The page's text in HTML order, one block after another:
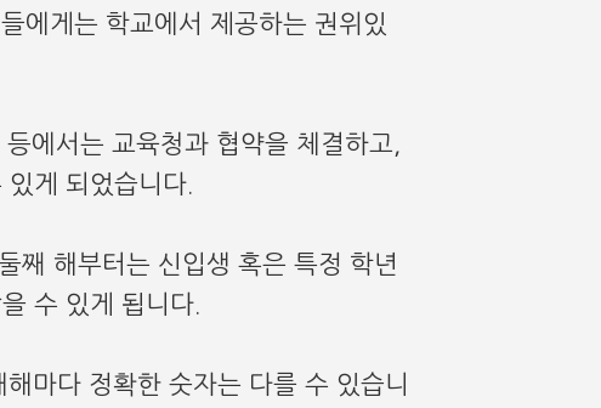
에게는 학교에서 제공하는 권위있
에서는 교육청과 협약을 체결하고,
게 되었습니다.
째 해부터는 신입생 혹은 특정 학년
수 있게 됩니다.
마다 정확한 숫자는 다를 수 있습니